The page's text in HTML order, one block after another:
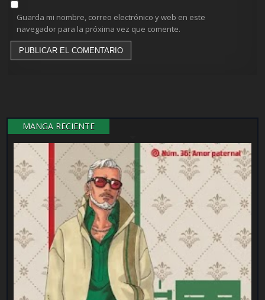
Guarda mi nombre, correo electrónico y web en este
navegador para la próxima vez que comente.
MANGA RECIENTE